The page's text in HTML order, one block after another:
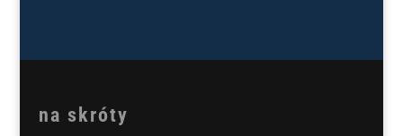
na skróty